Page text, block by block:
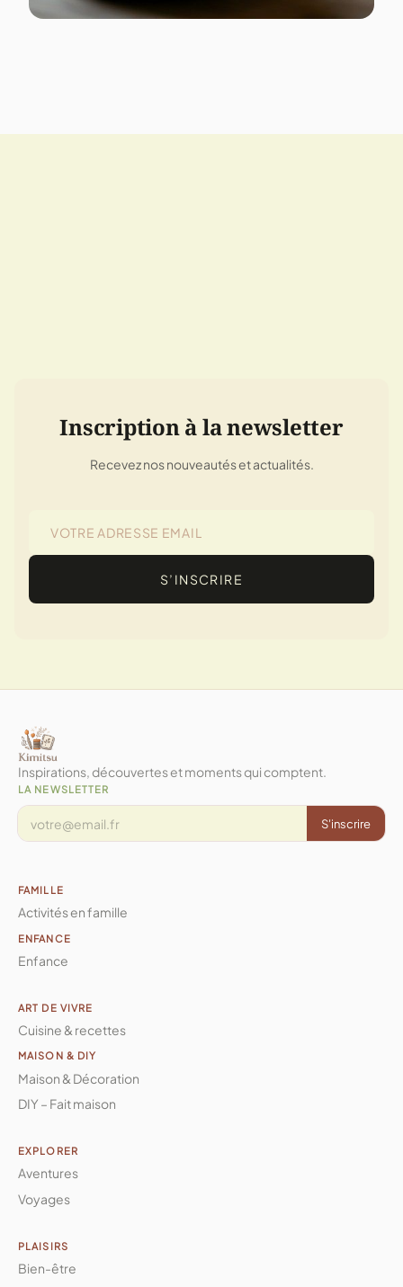
Inscription à la newsletter
Recevez nos nouveautés et actualités.
S’INSCRIRE
Inspirations, découvertes et moments qui comptent.
LA NEWSLETTER
S'inscrire
FAMILLE
Activités en famille
ENFANCE
Enfance
ART DE VIVRE
Cuisine & recettes
MAISON & DIY
Maison & Décoration
DIY – Fait maison
EXPLORER
Aventures
Voyages
PLAISIRS
Bien-être